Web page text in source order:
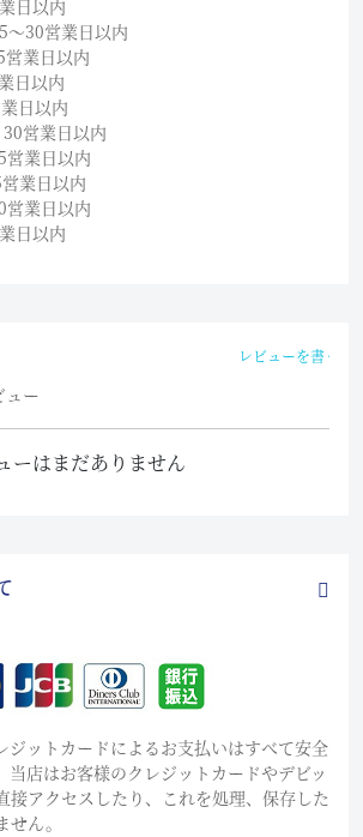
日以内
30営業日以内
業日以内
日以内
日以内
営業日以内
業日以内
業日以内
業日以内
日以内
レビューを書く
ュー
ーはまだありません
ジットカードによるお支払いはすべて安全
当店はお客様のクレジットカードやデビッ
接アクセスしたり、これを処理、保存した
せん。